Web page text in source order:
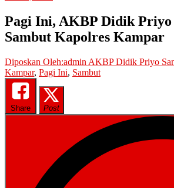
Pagi Ini, AKBP Didik Priyo
Sambut Kapolres Kampar
Diposkan Oleh:admin AKBP Didik Priyo
Kampar, Pagi Ini, Sambut
Share Post